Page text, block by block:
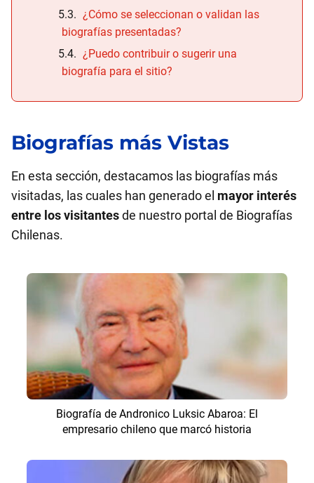
¿Cómo se seleccionan o validan las
biografías presentadas?
¿Puedo contribuir o sugerir una
biografía para el sitio?
Biografías más Vistas
En esta sección, destacamos las biografías más
visitadas, las cuales han generado el mayor interés
entre los visitantesde nuestro portal de Biografías
Chilenas.
Biografía de Andronico Luksic Abaroa: El
empresario chileno que marcó historia